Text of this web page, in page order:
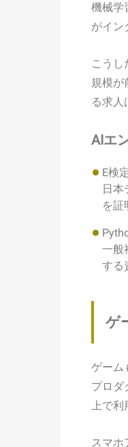
機械学
がイン
こうし
規模が
る求人
AIエ
E検
日本
を証
一般
する
ゲ
ゲーム
プロダ
上で
スマホ